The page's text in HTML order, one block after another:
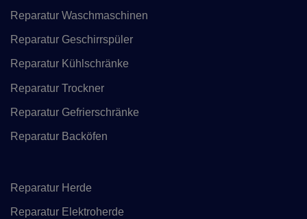
Reparatur Waschmaschinen
Reparatur Geschirrspüler
Reparatur Kühlschränke
Reparatur Trockner
Reparatur Gefrierschränke
Reparatur Backöfen
Reparatur Herde
Reparatur Elektroherde